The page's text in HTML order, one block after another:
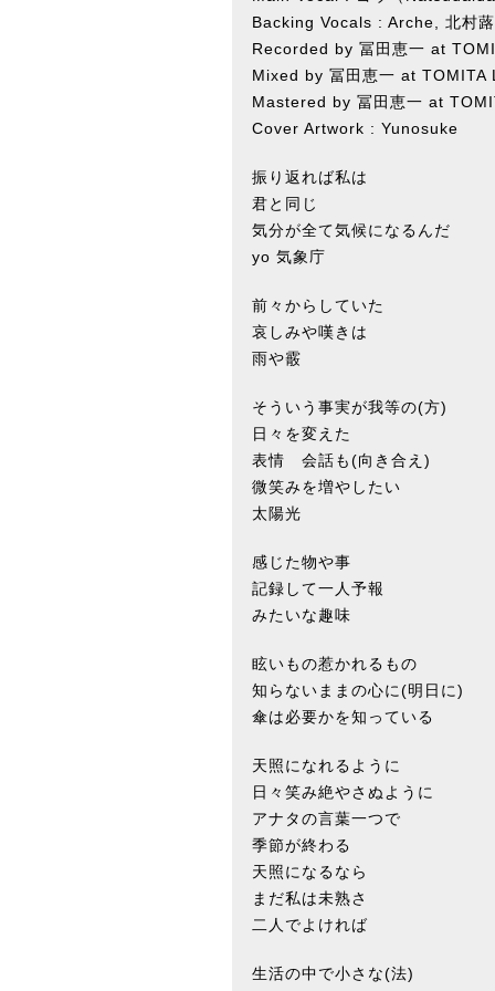
Backing Vocals : Arche, 北村
Recorded by 冨田恵一 at
Mixed by 冨田恵一 at TOMITA
Mastered by 冨田恵一 at
Cover Artwork : Yunosuke
振り返れば私は
君と同じ
気分が全て気候になるんだ
yo 気象庁
前々からしていた
哀しみや嘆きは
雨や霰
そういう事実が我等の(方)
日々を変えた
表情 会話も(向き合え)
微笑みを増やしたい
太陽光
感じた物や事
記録して一人予報
みたいな趣味
眩いもの惹かれるもの
知らないままの心に(明日に)
傘は必要かを知っている
天照になれるように
日々笑み絶やさぬように
アナタの言葉一つで
季節が終わる
天照になるなら
まだ私は未熟さ
二人でよければ
生活の中で小さな(法)